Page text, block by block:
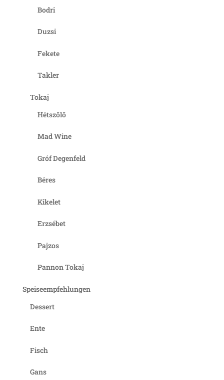
Bodri
Duzsi
Fekete
Takler
Tokaj
Hétszőlő
Mad Wine
Gróf Degenfeld
Béres
Kikelet
Erzsébet
Pajzos
Pannon Tokaj
Speiseempfehlungen
Dessert
Ente
Fisch
Gans